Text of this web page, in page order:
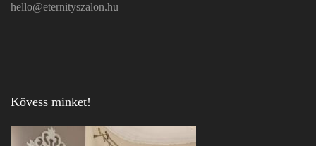
hello@eternityszalon.hu
Kövess minket!